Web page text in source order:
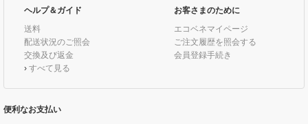
ヘルプ＆ガイド
送料
配送状況のご照会
交換及び返金
› すべて見る
お客さまのために
エコベネマイページ
ご注文履歴を照会する
会員登録手続き
便利なお支払い